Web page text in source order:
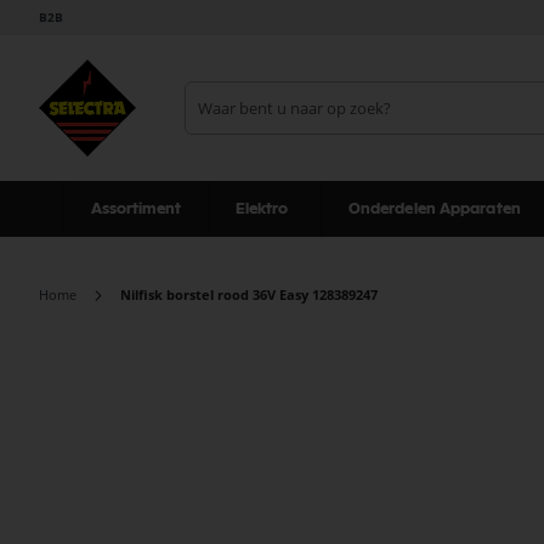
B2B
Assortiment Elektro Onderdelen Apparaten
Home Nilfisk borstel rood 36V Easy 128389247